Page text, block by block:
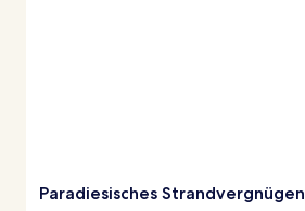
Paradiesisches Strandvergnügen